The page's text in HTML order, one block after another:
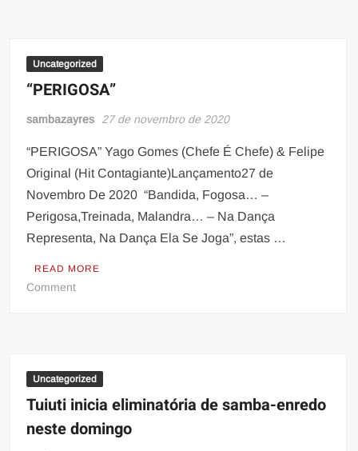
NOVA
CORTE
DA
BATUCADA
IMPERADOR;
RAINHA-
MIRIM
É
Uncategorized
“PERIGOSA”
sambazayres 27 de novembro de 2020
“PERIGOSA” Yago Gomes (Chefe É Chefe) & Felipe
Original (Hit Contagiante)Lançamento27 de
Novembro De 2020 “Bandida, Fogosa… –
Perigosa,Treinada, Malandra… – Na Dança
Representa, Na Dança Ela Se Joga”, estas …
READ MORE
Commenton
Uncategorized
Tuiuti inicia eliminatória de samba-enredo
neste domingo